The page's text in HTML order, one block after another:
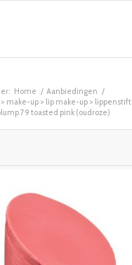
Home / Aanbiedingen /
make-up > lip make-up > lippenstift
79 toasted pink (oudroze)